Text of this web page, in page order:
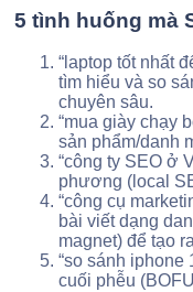
5 tình huống mà
“laptop tốt nhất
tìm hiểu và so
chuyên sâu.
“mua giày chạy
sản phẩm/danh
“công ty SEO ở
phương (local
“công cụ
bài viết dạng
magnet) để tạo
“so sánh
cuối phễu